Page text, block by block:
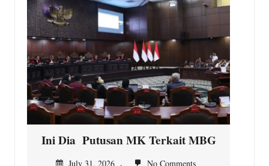
Ini Dia Putusan MK Terkait MBG
July 31, 2026 No Comments